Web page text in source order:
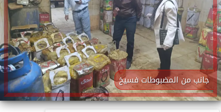
جانب من المضبوطات فسيخ